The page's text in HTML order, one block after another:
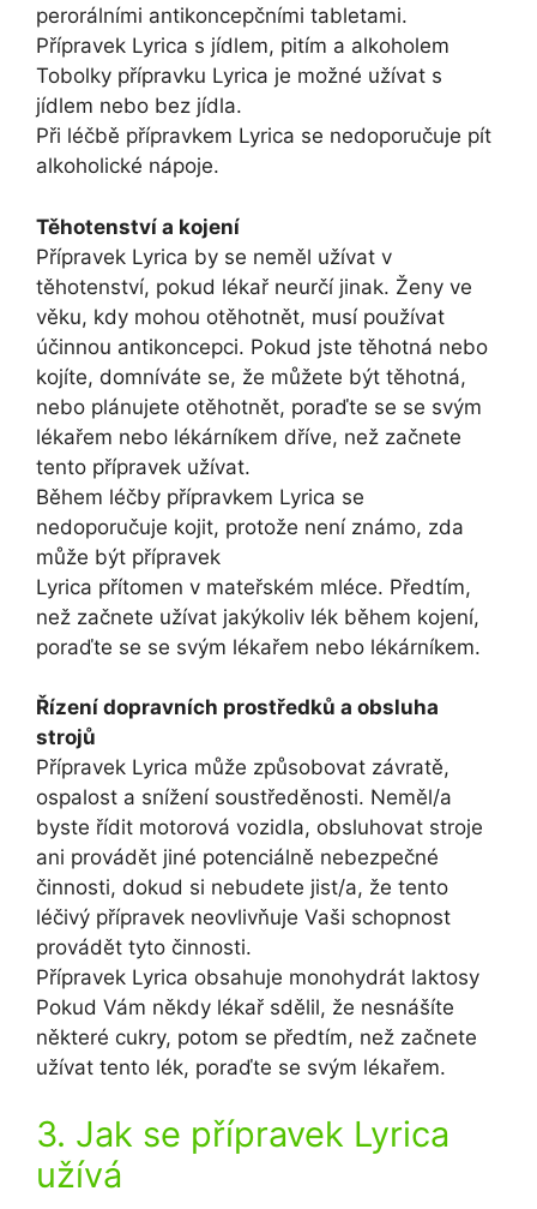
perorálními antikoncepčními tabletami.
Přípravek Lyrica s jídlem, pitím a alkoholem
Tobolky přípravku Lyrica je možné užívat s
jídlem nebo bez jídla.
Při léčbě přípravkem Lyrica se nedoporučuje pít
alkoholické nápoje.
Těhotenství a kojení
Přípravek Lyrica by se neměl užívat v
těhotenství, pokud lékař neurčí jinak. Ženy ve
věku, kdy mohou otěhotnět, musí používat
účinnou antikoncepci. Pokud jste těhotná nebo
kojíte, domníváte se, že můžete být těhotná,
nebo plánujete otěhotnět, poraďte se se svým
lékařem nebo lékárníkem dříve, než začnete
tento přípravek užívat.
Během léčby přípravkem Lyrica se
nedoporučuje kojit, protože není známo, zda
může být přípravek
Lyrica přítomen v mateřském mléce. Předtím,
než začnete užívat jakýkoliv lék během kojení,
poraďte se se svým lékařem nebo lékárníkem.
Řízení dopravních prostředků a obsluha
strojů
Přípravek Lyrica může způsobovat závratě,
ospalost a snížení soustředěnosti. Neměl/a
byste řídit motorová vozidla, obsluhovat stroje
ani provádět jiné potenciálně nebezpečné
činnosti, dokud si nebudete jist/a, že tento
léčivý přípravek neovlivňuje Vaši schopnost
provádět tyto činnosti.
Přípravek Lyrica obsahuje monohydrát laktosy
Pokud Vám někdy lékař sdělil, že nesnášíte
některé cukry, potom se předtím, než začnete
užívat tento lék, poraďte se svým lékařem.
3. Jak se přípravek Lyrica
užívá